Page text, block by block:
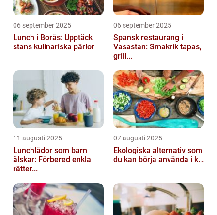
06 september 2025
Lunch i Borås: Upptäck
stans kulinariska pärlor
06 september 2025
Spansk restaurang i
Vasastan: Smakrik tapas,
grill...
11 augusti 2025
Lunchlådor som barn
älskar: Förbered enkla
rätter...
07 augusti 2025
Ekologiska alternativ som
du kan börja använda i k...